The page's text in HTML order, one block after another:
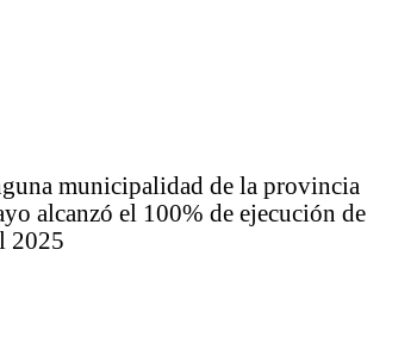
municipalidad de la provincia
alcanzó el 100% de ejecución de
2025